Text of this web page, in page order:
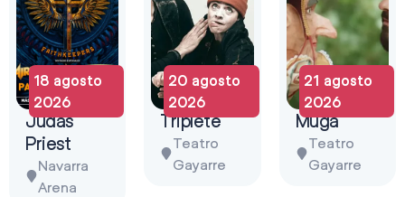
18 agosto
2026
Judas
Priest
Navarra
Arena
20 agosto
2026
Triplete
Teatro
Gayarre
21 agosto
2026
Muga
Teatro
Gayarre